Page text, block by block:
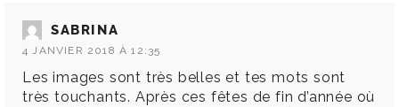
SABRINA
4 JANVIER 2018 À 12:35
Les images sont très belles et tes mots sont
très touchants. Après ces fêtes de fin d’année où